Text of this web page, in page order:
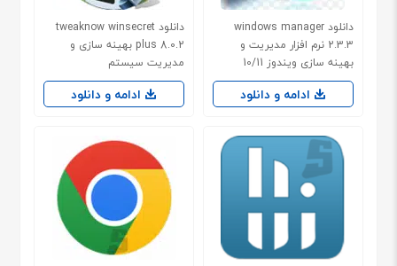
دانلود windows manager
2.3.3 نرم افزار مدیریت و
بهینه سازی ویندوز 10/11
ادامه و دانلود
دانلود tweaknow winsecret
plus 8.0.2 بهینه سازی و
مدیریت سیستم
ادامه و دانلود